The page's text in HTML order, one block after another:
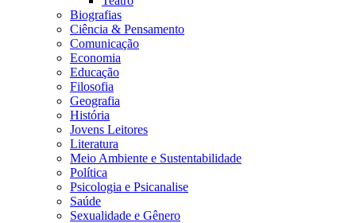
Biografias
Ciência & Pensamento
Comunicação
Economia
Educação
Filosofia
Geografia
História
Jovens Leitores
Literatura
Meio Ambiente e Sustentabilidade
Política
Psicologia e Psicanalise
Saúde
Sexualidade e Gênero